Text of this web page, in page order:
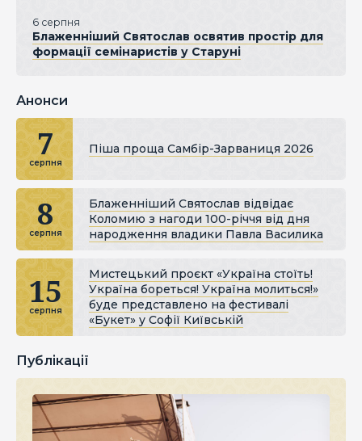
6 серпня
Блаженніший Святослав освятив простір для
формації семінаристів у Старуні
Анонси
7
серпня
Піша проща Самбір-Зарваниця 2026
8
серпня
Блаженніший Святослав відвідає
Коломию з нагоди 100-річчя від дня
народження владики Павла Василика
15
серпня
Мистецький проєкт «Україна стоїть!
Україна бореться! Україна молиться!»
буде представлено на фестивалі
«Букет» у Софії Київській
Публікації